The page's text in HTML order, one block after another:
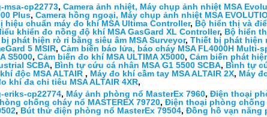
cp22773, Camera ảnh nhiệt, Máy chụp ảnh nhiệt MSA
Plus, Camera hồng ngoại, Máy chụp ảnh nhiệt MSA
hiệu chuẩn máy đo khí MSA Ultima Controller, Bộ hiển thị và
khiển đo nồng độ khí MSA GasGard XL Controller, Bộ hiển
phát hiện rò rỉ bằng siêu âm MSA Surveyor, Thiết bị phát hiện
5 MSIR, Cảm biến báo lửa, báo cháy MSA FL4000H Multi-
S5000, Cảm biến đo khí MSA ULTIMA X5000, Cảm biến phát
SCBA, Bình tự cứu cá nhân MSA G1 5500 SCBA, Bình tự
độc MSA ALTAIR , Máy đo khí cầm tay MSA ALTAIR 2X, Máy
khí đa chỉ tiêu MSA ALTAIR 4XR,
cp22774, Máy ảnh phòng nổ MasterEx 7960, Điện thoại
chống cháy nổ MASTEREX 79720, Điện thoại phòng chống
, Bút thử điện phòng nổ MasterEx 79504, Đồng hồ vạn năng